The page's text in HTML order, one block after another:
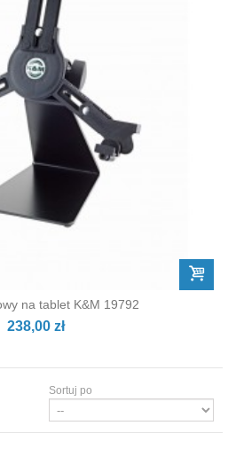
na tablet K&M 19792
238,00 zł
Sortuj po